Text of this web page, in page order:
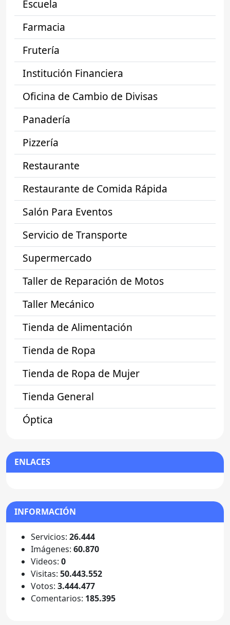
Escuela
Farmacia
Frutería
Institución Financiera
Oficina de Cambio de Divisas
Panadería
Pizzería
Restaurante
Restaurante de Comida Rápida
Salón Para Eventos
Servicio de Transporte
Supermercado
Taller de Reparación de Motos
Taller Mecánico
Tienda de Alimentación
Tienda de Ropa
Tienda de Ropa de Mujer
Tienda General
Óptica
ENLACES
INFORMACIÓN
Servicios: 26.444
Imágenes: 60.870
Videos: 0
Visitas: 50.443.552
Votos: 3.444.477
Comentarios: 185.395